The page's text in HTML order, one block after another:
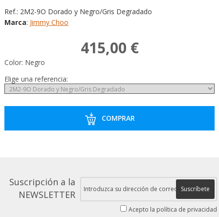
Ref.: 2M2-9O Dorado y Negro/Gris Degradado
Marca: Jimmy Choo
415,00 €
Color: Negro
Elige una referencia:
COMPRAR
Suscripción a la
NEWSLETTER
Suscríbete
Acepto la política de privacidad